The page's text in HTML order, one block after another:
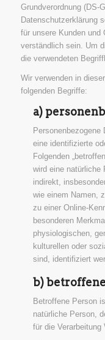
Grundverordnung (DS-
Datenschutzerklärung
für unsere Kunden und
verständlich sein. Um
die verwendeten
Wir verwenden in
folgenden Begriffe:
a)
eine identifizierte
Folgenden
wird eine natürliche
indirekt,
wie einem Namen,
zu einer Online-
besonderen
physiologischen,
kulturellen oder
sind, identifiziert
b)
Betroffene Person
natürliche Person,
für die Verarbeitung